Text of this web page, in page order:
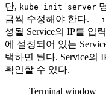
단, kube init server
금씩 수정해야 한다. --
성될 Service의 IP를 입
에 설정되어 있는
택하면 된다. Service의
확인할 수 있다.
Terminal window